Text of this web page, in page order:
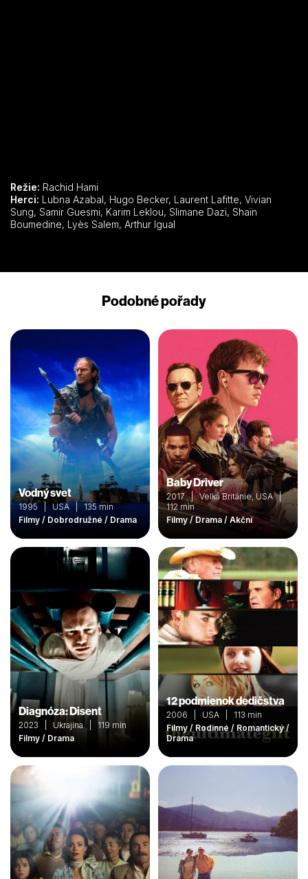
Režie: Rachid Hami
Herci:
Sung, Samir Guesmi, Karim Leklou, Slimane Dazi, Shaïn
Boumedine, Lyès Salem, Arthur Igual
Podobné pořady
Vodný svet
1995 | USA | 135 min
Filmy / Dobrodružné / Drama
Baby Driver
2017 | Velká Británie, USA |
112 min
Filmy / Drama / Akční
Diagnóza: Disent
2023 | Ukrajina | 119 min
Filmy / Drama
12 podmienok dedičstva
2006 | USA | 113 min
Filmy / Rodinné / Romantický /
Drama